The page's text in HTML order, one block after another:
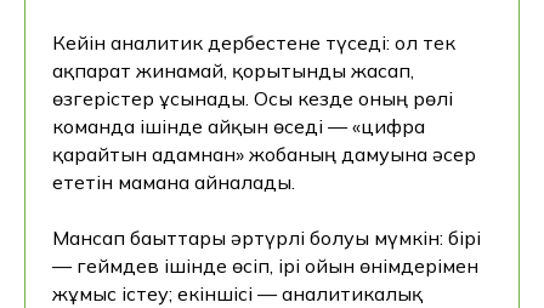
Кейін аналитик дербестене түседі: ол тек
ақпарат жинамай, қорытынды жасап,
өзгерістер ұсынады. Осы кезде оның рөлі
команда ішінде айқын өседі — «цифрға
қарайтын адамнан» жобаның дамуына әсер
ететін маманға айналады.
Мансап бағыттары әртүрлі болуы мүмкін: бірі
— геймдев ішінде өсіп, ірі ойын өнімдерімен
жұмыс істеу; екіншісі — аналитикалық